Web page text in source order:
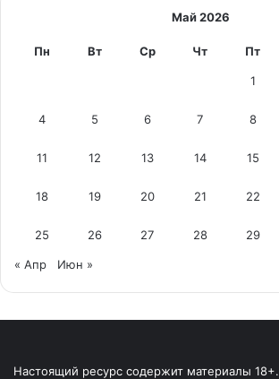
Май 2026
Пн Вт Ср Чт Пт
1
4 5 6 7 8
11 12 13 14 15
18 19 20 21 22
25 26 27 28 29
« Апр Июн »
Настоящий ресурс содержит материалы 18+.